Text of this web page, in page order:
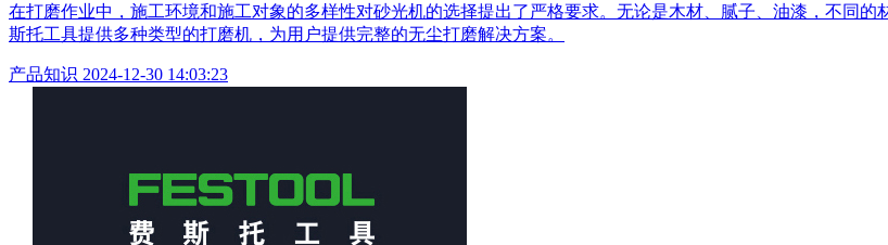
在打磨作业中，施工环境和施工对象的多样性对砂光机的选择提出了严格要求。无论是木材、腻子、油漆，不同
斯托工具提供多种类型的打磨机，为用户提供完整的无尘打磨解决方案。
产品知识 2024-12-30 14:03:23